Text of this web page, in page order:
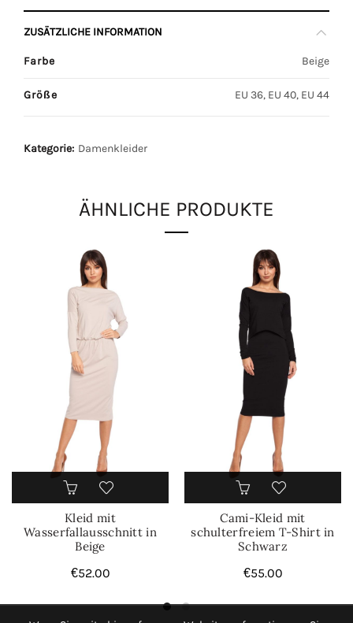
ZUSÄTZLICHE INFORMATION
Farbe Beige
Größe EU 36, EU 40, EU 44
Kategorie: Damenkleider
ÄHNLICHE PRODUKTE
Kleid mit
Wasserfallausschnitt in
Beige
€52.00
Cami-Kleid mit
schulterfreiem T-Shirt in
Schwarz
€55.00